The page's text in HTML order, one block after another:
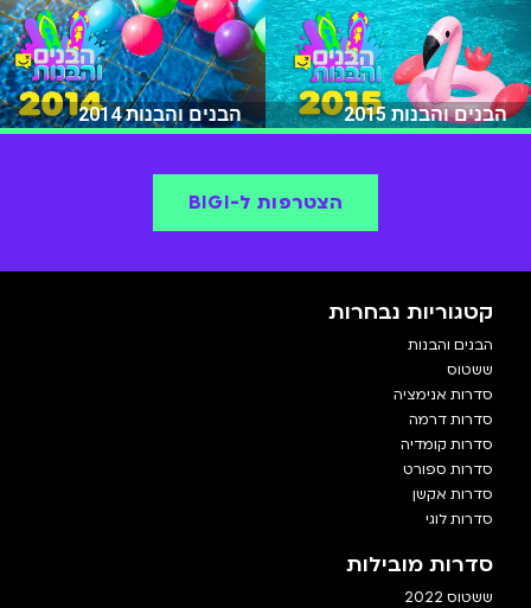
הבנים והבנות 2015 הבנים והבנות 2014
הצטרפות ל-BIGI
קטגוריות נבחרות
הבנים והבנות
ששטוס
סדרות אנימציה
סדרות דרמה
סדרות קומדיה
סדרות ספורט
סדרות אקשן
סדרות לוגי
סדרות מובילות
ששטוס 2022